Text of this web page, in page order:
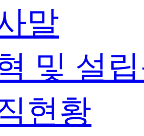
말
및 설
현황